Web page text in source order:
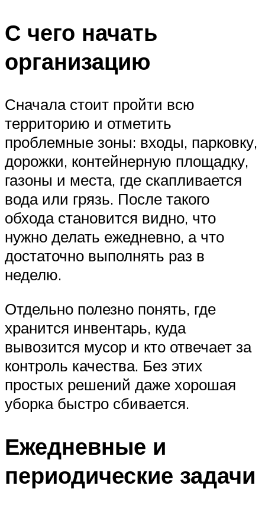
С чего начать
организацию
Сначала стоит пройти всю
территорию и отметить
проблемные зоны: входы, парковку,
дорожки, контейнерную площадку,
газоны и места, где скапливается
вода или грязь. После такого
обхода становится видно, что
нужно делать ежедневно, а что
достаточно выполнять раз в
неделю.
Отдельно полезно понять, где
хранится инвентарь, куда
вывозится мусор и кто отвечает за
контроль качества. Без этих
простых решений даже хорошая
уборка быстро сбивается.
Ежедневные и
периодические задачи